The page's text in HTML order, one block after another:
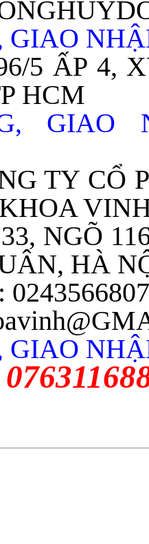
5 ẤP 4,
HCM
GIAO
TY CỔ
NGÕ
HÀ